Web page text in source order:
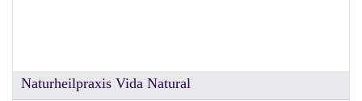
Naturheilpraxis Vida Natural